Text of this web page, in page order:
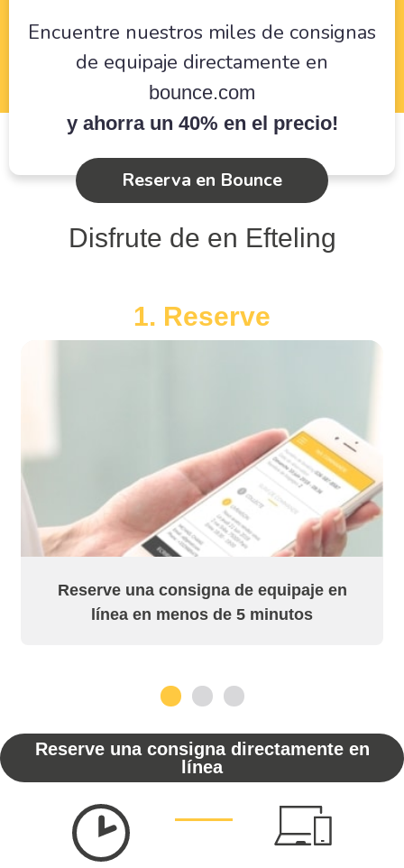
Encuentre nuestros miles de consignas
de equipaje directamente en
bounce.com
y ahorra un 40% en el precio!
Reserva en Bounce
Disfrute de en Efteling
1. Reserve
Reserve una consigna de equipaje en
línea en menos de 5 minutos
Reserve una consigna directamente en
línea